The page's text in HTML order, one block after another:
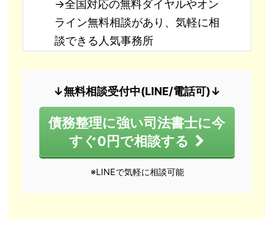
→全国対応の無料ダイヤルやオン
ライン無料相談があり、気軽に相
談できる人気事務所
↓無料相談受付中(LINE/電話可)↓
債務整理に強い司法書士に今
すぐ0円で相談する
※LINEで気軽に相談可能